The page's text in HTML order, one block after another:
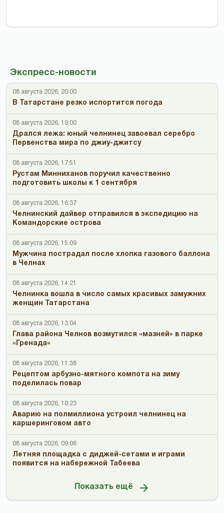
Экспресс-новости
08 августа 2026, 20:00
В Татарстане резко испортится погода
08 августа 2026, 19:00
Дрался лежа: юный челнинец завоевал серебро
Первенства мира по джиу-джитсу
08 августа 2026, 17:51
Рустам Минниханов поручил качественно
подготовить школы к 1 сентября
08 августа 2026, 16:37
Челнинский дайвер отправился в экспедицию на
Командорские острова
08 августа 2026, 15:09
Мужчина пострадал после хлопка газового баллона
в Челнах
08 августа 2026, 14:21
Челнинка вошла в число самых красивых замужних
женщин Татарстана
08 августа 2026, 13:04
Глава района Челнов возмутился «мазней» в парке
«Гренада»
08 августа 2026, 11:38
Рецептом арбузно-мятного компота на зиму
поделилась повар
08 августа 2026, 10:23
Аварию на полмиллиона устроил челнинец на
каршеринговом авто
08 августа 2026, 09:06
Летняя площадка с диджей-сетами и играми
появится на набережной Табеева
Показать ещё